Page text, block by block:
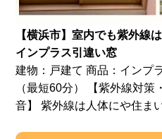
【横浜市】室内でも紫外線
インプラス引違い窓
建物：戸建て 商品：インプ
（最短60分） 【紫外線対
音】 紫外線は人体にや住ま